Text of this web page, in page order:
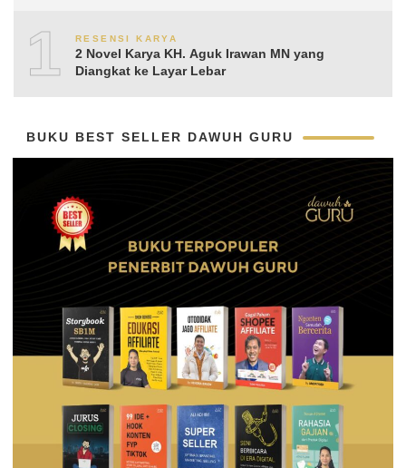
10RESENSI KARYA
2 Novel Karya KH. Aguk Irawan MN yang
Diangkat ke Layar Lebar
BUKU BEST SELLER DAWUH GURU